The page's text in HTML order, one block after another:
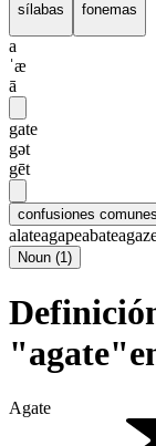
sílabas fonemas
a
ˈæ
ā
gate
gət
gēt
confusiones comunes
alateagapeabate
Noun (1)
Agate